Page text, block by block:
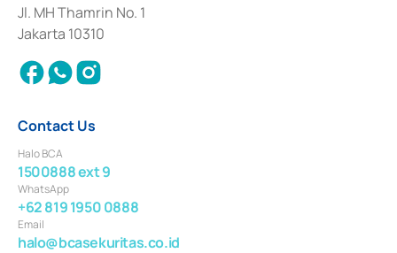
Institution for the Issuance, Transaction, and Administration and
Settlement of Commercial Paper Transactions whose license was issued in
2018.
Jl. MH Thamrin No. 1
Jakarta 10310
Contact Us
Halo BCA
1500888 ext 9
WhatsApp
+62 819 1950 0888
Email
halo@bcasekuritas.co.id